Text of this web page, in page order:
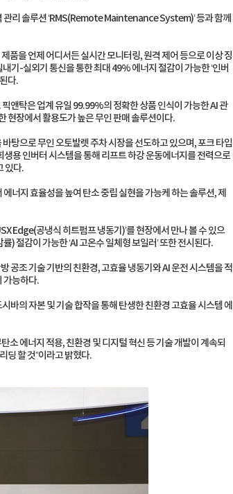
관리 솔루션 ‘RMS(Remote Maintenance System)’ 등과 함께
품을 언제 어디서든 실시간 모니터링, 원격 제어 등으로 이상 징
기-실외기 통신을 통한 최대 49% 에너지 절감이 가능한 ‘인버
다.
앤탁은 업계 유일 99.99%의 정확한 상품 인식이 가능한 AI 관
현장에서 활용도가 높은 무인 판매 솔루션이다.
탕으로 무인 오토발렛 주차 시장을 선도하고 있으며, 포크 타입
용 인버터 시스템을 통해 리프트 하강 운동에너지를 전력으로
있다.
너지 효율성을 높여 탄소 중립 실현을 가능케 하는 솔루션, 제
Edge(공냉식 히트펌프 냉동기)’를 현장에서 만나 볼 수 있으
절감이 가능한 ‘AI 고온수 일체형 보일러’ 또한 전시된다.
공조 기술 기반의 친환경, 고효율 냉동기와 AI 운전 시스템을 적
가능하다.
바의 자본 및 기술 합작을 통해 탄생한 친환경 고효율 시스템 에
소 에너지 적용, 친환경 및 디지털 혁신 등 기술 개발이 계속되
딩 할 것”이라고 밝혔다.